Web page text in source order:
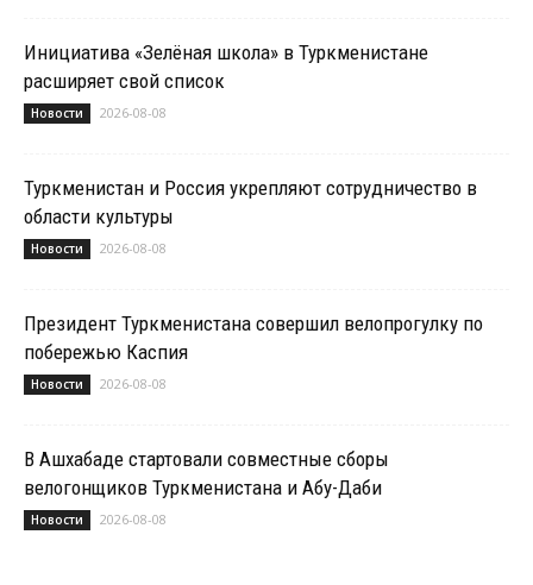
Инициатива «Зелёная школа» в Туркменистане
расширяет свой список
Новости 2026-08-08
Туркменистан и Россия укрепляют сотрудничество в
области культуры
Новости 2026-08-08
Президент Туркменистана совершил велопрогулку по
побережью Каспия
Новости 2026-08-08
В Ашхабаде стартовали совместные сборы
велогонщиков Туркменистана и Абу-Даби
Новости 2026-08-08